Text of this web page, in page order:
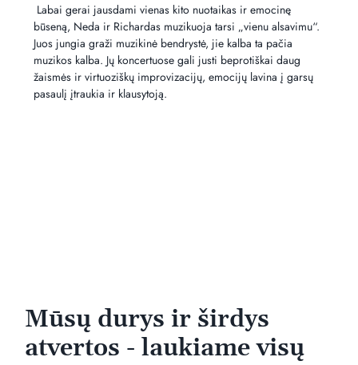
Labai gerai jausdami vienas kito nuotaikas ir emocinę
būseną, Neda ir Richardas muzikuoja tarsi „vienu alsavimu“.
Juos jungia graži muzikinė bendrystė, jie kalba ta pačia
muzikos kalba. Jų koncertuose gali justi beprotiškai daug
žaismės ir virtuoziškų improvizacijų, emocijų lavina į garsų
pasaulį įtraukia ir klausytoją.
Mūsų durys ir širdys
atvertos - laukiame visų